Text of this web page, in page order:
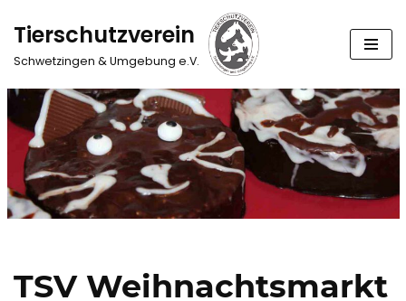
Zum
Inhalt
springen
Tierschutzverein
Schwetzingen & Umgebung e.V.
TSV Weihnachtsmarkt